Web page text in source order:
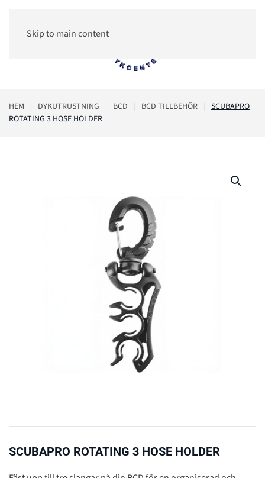
Skip to main content
HEM DYKUTRUSTNING BCD BCD TILLBEHÖR
SCUBAPRO
ROTATING 3 HOSE HOLDER
SCUBAPRO ROTATING 3 HOSE HOLDER